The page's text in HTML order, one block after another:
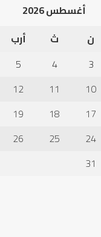
أغسطس 2026
ن ث أرب
3
4
5
10
11
12
17
18
19
24
25
26
31